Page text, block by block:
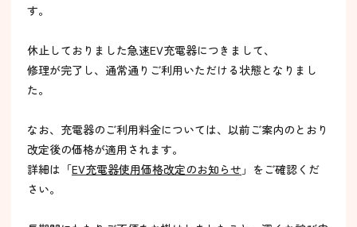
す。
休止しておりました急速EV充電器につきまして、
修理が完了し、通常通りご利用いただける状態となりまし
た。
なお、充電器のご利用料金については、以前ご案内のとおり
改定後の価格が適用されます。
詳細は「EV充電器使用価格改定のお知らせ 」をご確認くだ
さい。